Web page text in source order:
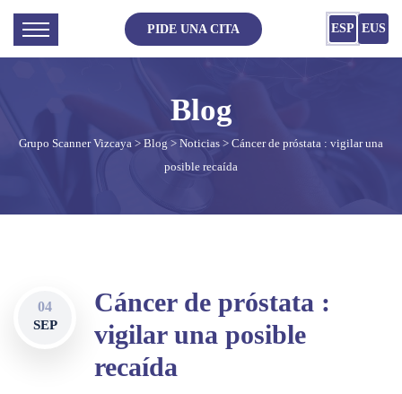
PIDE UNA CITA ESP EUS
Grupo Scanner Vizcaya > Blog > Noticias > Cáncer de próstata : vigilar una
posible recaída
04
SEP
Cáncer de próstata :
vigilar una posible
recaída